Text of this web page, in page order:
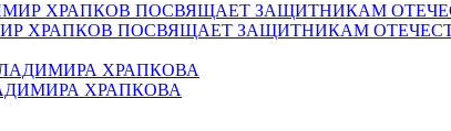
ХРАПКОВ ПОСВЯЩАЕТ ЗАЩИТНИКАМ
ХРАПКОВА